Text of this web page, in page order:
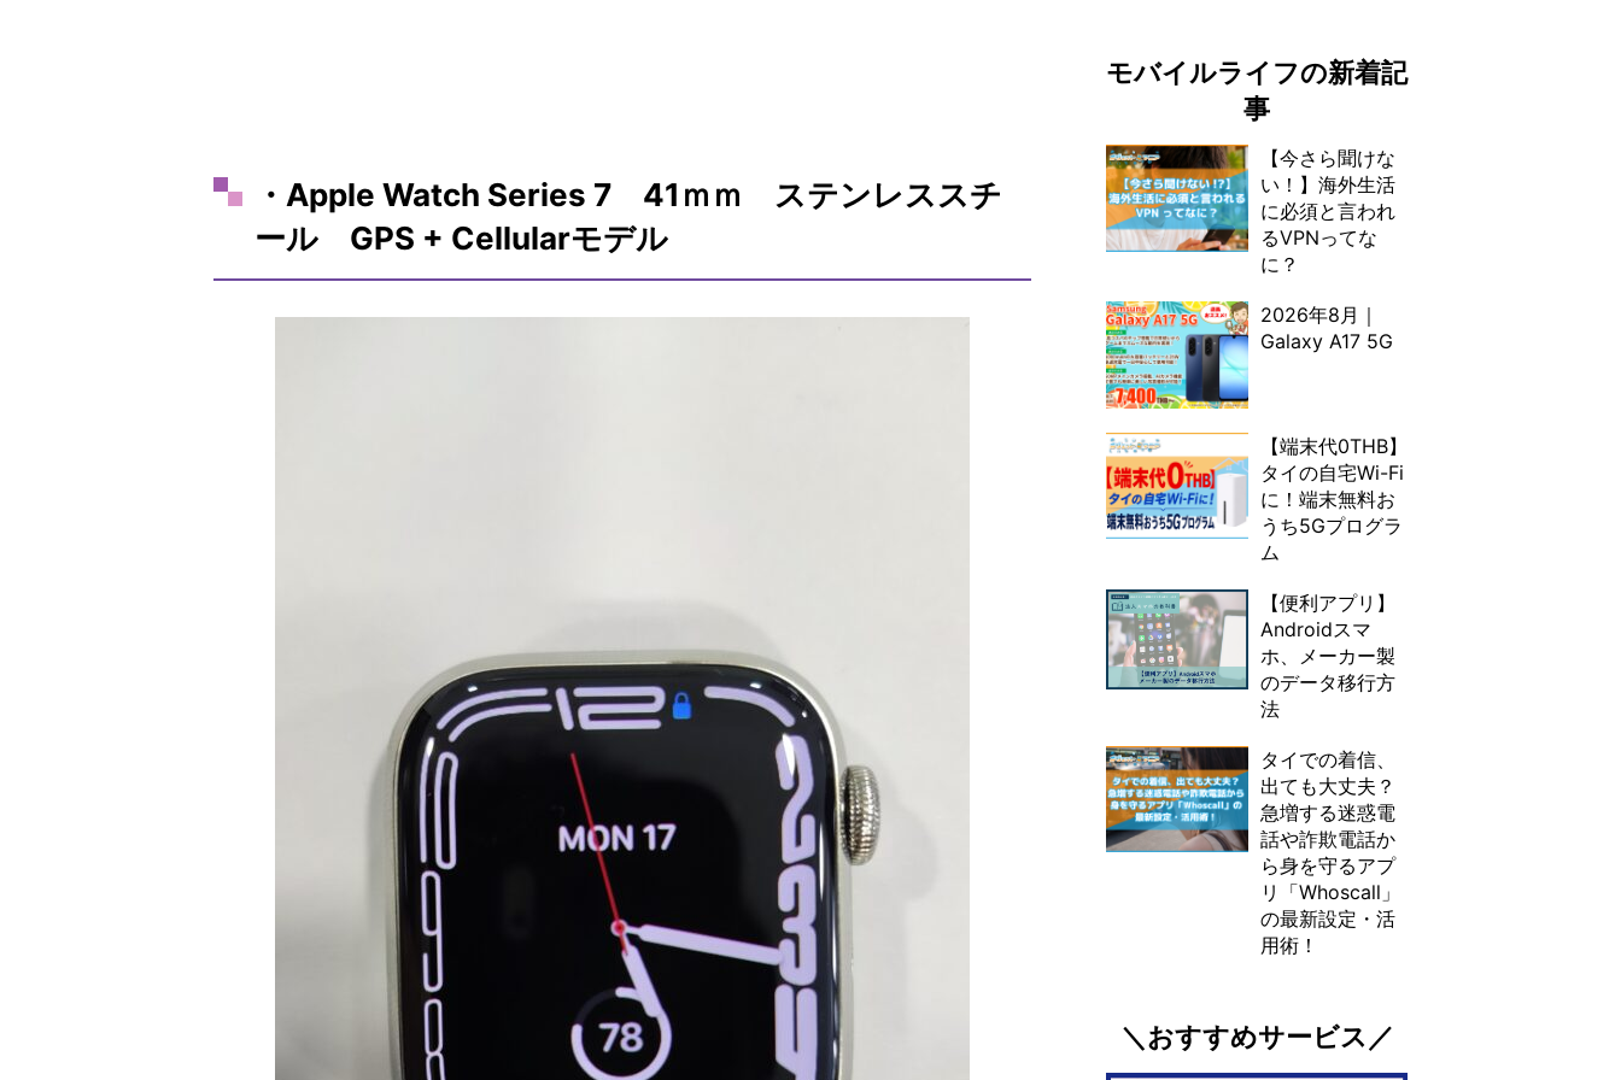
・Apple Watch Series 7 41ｍｍ ステンレススチ
ール GPS + Cellularモデル
モバイルライフの新着記
事
【今さら聞けな
い！】海外生活
に必須と言われ
るVPNってな
に？
2026年8月｜
Galaxy A17 5G
【端末代0THB】
タイの自宅Wi-Fi
に！端末無料お
うち5Gプログラ
ム
【便利アプリ】
Androidスマ
ホ、メーカー製
のデータ移行方
法
タイでの着信、
出ても大丈夫？
急増する迷惑電
話や詐欺電話か
ら身を守るアプ
リ「Whoscall」
の最新設定・活
用術！
＼おすすめサービス／